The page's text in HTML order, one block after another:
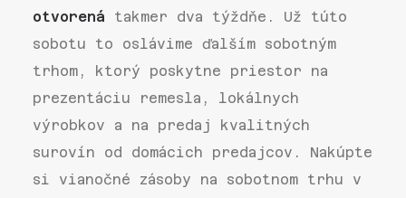
otvorená takmer dva týždňe. Už túto
sobotu to oslávime ďalším sobotným
trhom, ktorý poskytne priestor na
prezentáciu remesla, lokálnych
výrobkov a na predaj kvalitných
surovín od domácich predajcov. Nakúpte
si vianočné zásoby na sobotnom trhu v